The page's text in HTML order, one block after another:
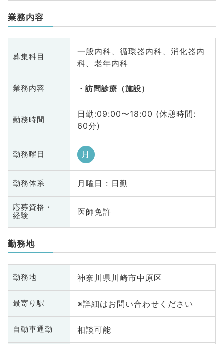
業務内容
募集科目
一般内科、循環器内科、消化器内
科、老年内科
業務内容 訪問診療（施設）
勤務時間
日勤:09:00〜18:00 (休憩時間:
60分)
勤務曜日 月
勤務体系 月曜日 : 日勤
応募資格・
経験
医師免許
勤務地
勤務地 神奈川県川崎市中原区
最寄り駅 ※詳細はお問い合わせください
自動車通勤 相談可能